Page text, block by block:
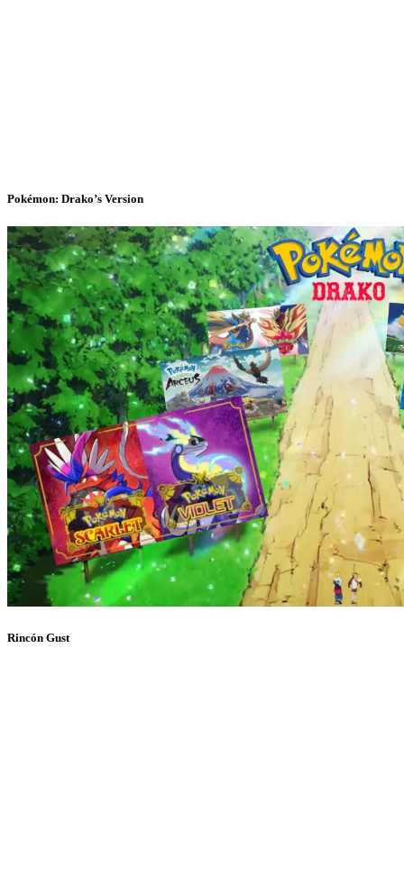
Pokémon: Drako’s Version
Rincón Gust